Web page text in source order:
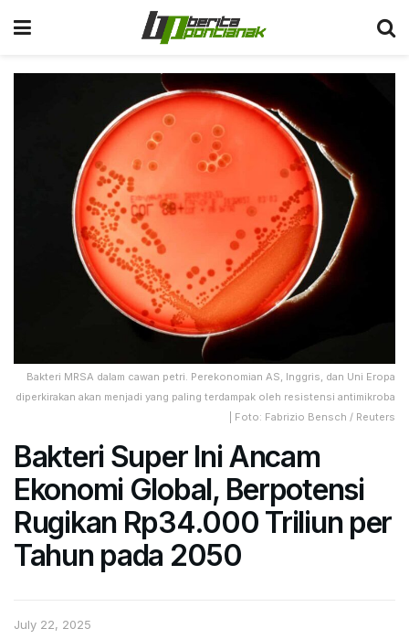
Bakteri MRSA dalam cawan petri. Perekonomian AS, Inggris, dan Uni Eropa
diperkirakan akan menjadi yang paling terdampak oleh resistensi antimikroba
| Foto: Fabrizio Bensch / Reuters
Bakteri Super Ini Ancam
Ekonomi Global, Berpotensi
Rugikan Rp34.000 Triliun per
Tahun pada 2050
July 22, 2025